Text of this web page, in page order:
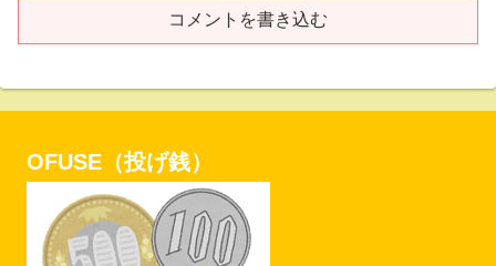
コメントを書き込む
OFUSE（投げ銭）